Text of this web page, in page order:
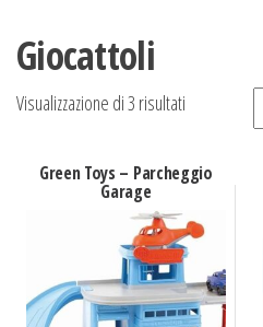
Giocattoli
Visualizzazione di 3 risultati
Green Toys – Parcheggio
Garage